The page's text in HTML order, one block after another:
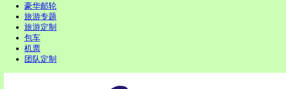
豪华邮轮
旅游专题
旅游定制
包车
机票
团队定制